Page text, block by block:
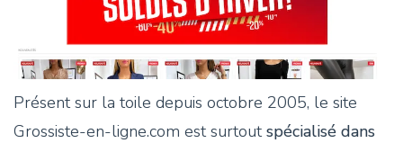
Présent sur la toile depuis octobre 2005, le site
Grossiste-en-ligne.com est surtoutspécialisé dans